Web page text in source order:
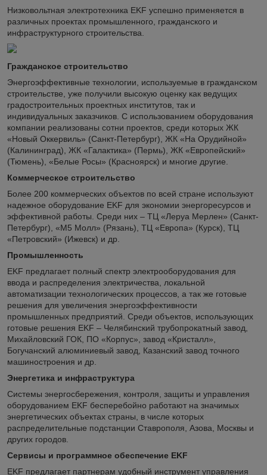
Низковольтная электротехника EKF успешно применяется в
различных проектах промышленного, гражданского и
инфраструктурного строительства.
Гражданское строительство
Энергоэффективные технологии, используемые в гражданском
строительстве, уже получили высокую оценку как ведущих
градостроительных проектных институтов, так и
индивидуальных заказчиков. С использованием оборудования
компании реализованы сотни проектов, среди которых ЖК
«Новый Оккервиль» (Санкт-Петербург), ЖК «На Орудийной»
(Калининград), ЖК «Галактика» (Пермь), ЖК «Европейский»
(Тюмень), «Белые Росы» (Красноярск) и многие другие.
Коммерческое строительство
Более 200 коммерческих объектов по всей стране используют
надежное оборудование EKF для экономии энергоресурсов и
эффективной работы. Среди них – ТЦ «Леруа Мерлен» (Санкт-
Петербург), «М5 Молл» (Рязань), ТЦ «Европа» (Курск), ТЦ
«Петровский» (Ижевск) и др.
Промышленность
EKF предлагает полный спектр электрооборудования для
ввода и распределения электричества, локальной
автоматизации технологических процессов, а так же готовые
решения для увеличения энергоэффективности
промышленных предприятий. Среди объектов, использующих
готовые решения EKF – Челябинский трубопрокатный завод,
Михайловский ГОК, ПО «Корпус», завод «Кристалл»,
Богучанский алюминиевый завод, Казанский завод точного
машиностроения и др.
Энергетика и инфраструктура
Системы энергосбережения, контроля, защиты и управления
оборудованием EKF бесперебойно работают на значимых
энергетических объектах страны, в числе которых
распределительные подстанции Ставрополя, Азова, Москвы и
других городов.
Сервисы и программное обеспечение EKF
EKF предлагает партнерам удобный инструмент управления